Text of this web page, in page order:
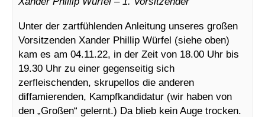
Unter der zartfühlenden Anleitung unseres großen
Vorsitzenden Xander Phillip Würfel (siehe oben)
kam es am 04.11.22, in der Zeit von 18.00 Uhr bis
19.30 Uhr zu einer gegenseitig sich
zerfleischenden, skrupellos die anderen
diffamierenden, Kampfkandidatur (wir haben von
den „Großen“ gelernt.) Da blieb kein Auge trocken.